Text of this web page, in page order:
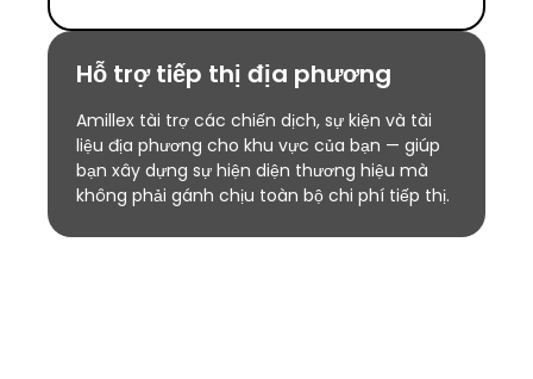
Hỗ trợ tiếp thị địa phương
Amillex tài trợ các chiến dịch, sự kiện và tài
liệu địa phương cho khu vực của bạn — giúp
bạn xây dựng sự hiện diện thương hiệu mà
không phải gánh chịu toàn bộ chi phí tiếp thị.